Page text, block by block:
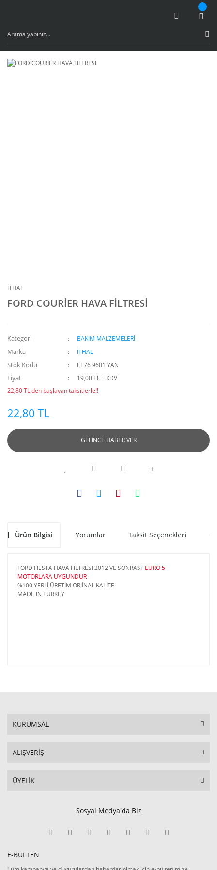
İTHAL
FORD COURİER HAVA FİLTRESİ
Kategori BAKIM MALZEMELERİ
Marka İTHAL
Stok Kodu ET76 9601 YAN
Fiyat
19,00 TL + KDV
22,80 TL den başlayan taksitlerle!!
22,80 TL
GELİNCE HABER VER
Ürün Bilgisi Yorumlar Taksit Seçenekleri
FORD FİESTA HAVA FİLTRESİ 2012 VE SONRASI EURO 5
MOTORLARA UYGUNDUR
%100 YERLİ ÜRETİM ORJİNAL KALİTE
MADE İN TURKEY
KURUMSAL
ALIŞVERİŞ
ÜYELİK
Sosyal Medya'da Biz
E-BÜLTEN